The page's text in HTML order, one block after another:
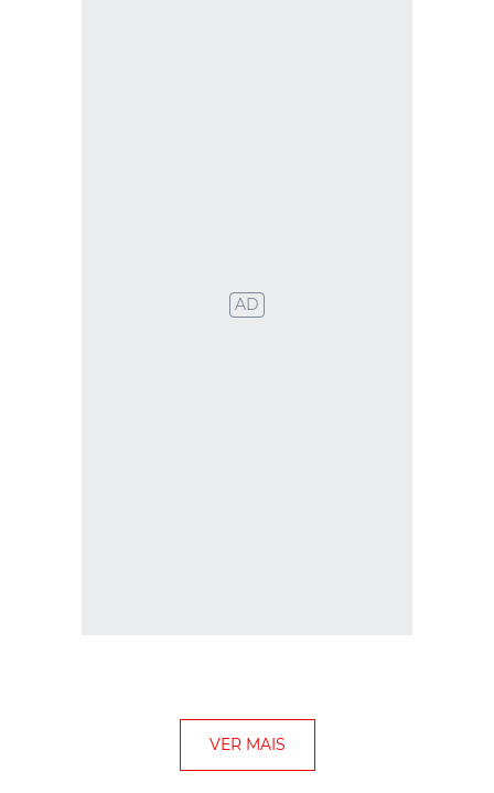
AD
VER MAIS